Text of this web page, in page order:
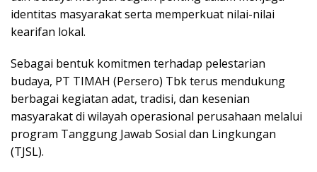
identitas masyarakat serta memperkuat nilai-nilai
kearifan lokal.
Sebagai bentuk komitmen terhadap pelestarian
budaya, PT TIMAH (Persero) Tbk terus mendukung
berbagai kegiatan adat, tradisi, dan kesenian
masyarakat di wilayah operasional perusahaan melalui
program Tanggung Jawab Sosial dan Lingkungan
(TJSL).